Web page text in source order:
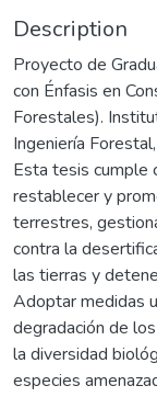
Description
Proyecto de
con Énfasis en
Forestales).
Ingeniería
Esta tesis cumple
restablecer y
terrestres,
contra la
las tierras y
Adoptar medidas
degradación de
la diversidad
especies